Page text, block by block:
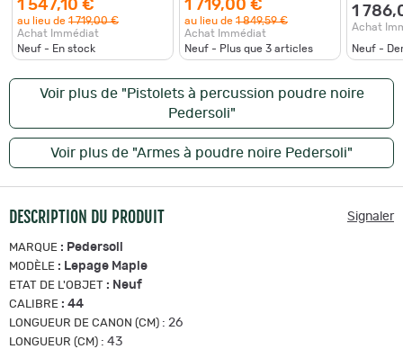
1 547,10 €
au lieu de 1 719,00 €
Achat Immédiat
Neuf - En stock
1 719,00 €
au lieu de 1 849,59 €
Achat Immédiat
Neuf - Plus que 3 articles
1
Achat
Neuf -
Voir plus de "Pistolets à percussion poudre noire
Pedersoli"
Voir plus de "Armes à poudre noire Pedersoli"
DESCRIPTION DU PRODUIT Signaler
MARQUE : Pedersoli
MODÈLE : Lepage Maple
ETAT DE L'OBJET : Neuf
CALIBRE : 44
LONGUEUR DE CANON (CM) : 26
LONGUEUR (CM) : 43